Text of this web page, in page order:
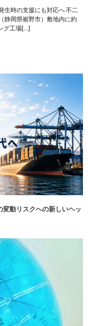
生時の支援にも対応へ 不二
静岡県裾野市）敷地内に約
グ工場[…]
動リスクへの新しいヘッ